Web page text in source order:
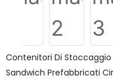
Contenitori Di Stoccaggio
Sandwich Prefabbricati